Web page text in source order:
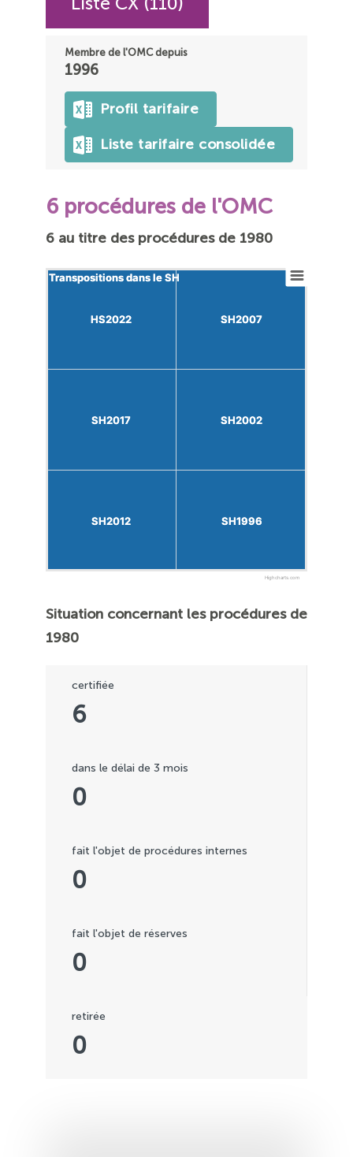
Membre de l'OMC depuis
1996
Profil tarifaire
Liste tarifaire consolidée
6 procédures de l'OMC
6 au titre des procédures de 1980
Transpositions dans le SH
Transpositions dans le SH
HS2022
HS2022
SH2017
SH2017
SH2012
SH2012
SH2007
SH2007
SH2002
SH2002
SH1996
SH1996
Highcharts.com
Situation concernant les procédures de
1980
6
certifiée
0
dans le délai de 3 mois
0
fait l'objet de procédures internes
0
fait l'objet de réserves
0
retirée